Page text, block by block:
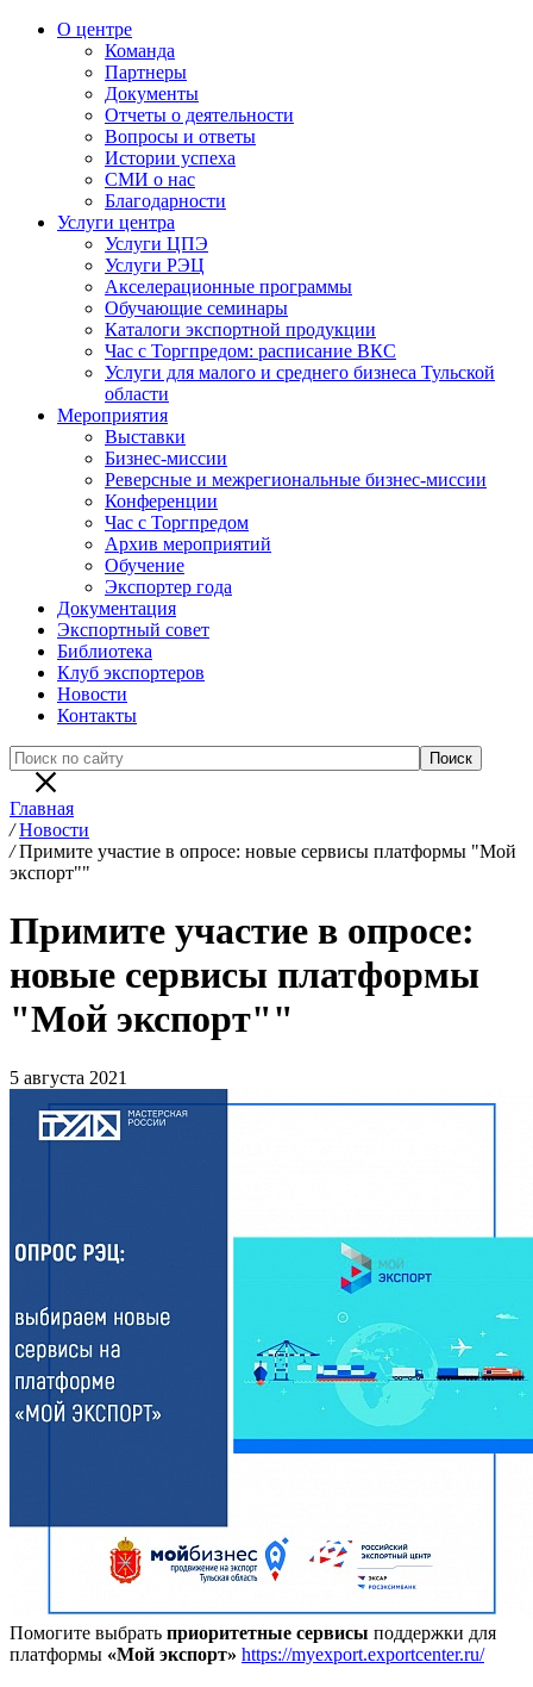
О центре
Команда
Партнеры
Документы
Отчеты о деятельности
Вопросы и ответы
Истории успеха
СМИ о нас
Благодарности
Услуги центра
Услуги ЦПЭ
Услуги РЭЦ
Акселерационные программы
Обучающие семинары
Каталоги экспортной продукции
Час с Торгпредом: расписание ВКС
Услуги для малого и среднего бизнеса Тульской
области
Мероприятия
Выставки
Бизнес-миссии
Реверсные и межрегиональные бизнес-миссии
Конференции
Час с Торгпредом
Архив мероприятий
Обучение
Экспортер года
Документация
Экспортный совет
Библиотека
Клуб экспортеров
Новости
Контакты
Главная
/ Новости
/ Примите участие в опросе: новые сервисы платформы "Мой
экспорт""
Примите участие в опросе:
новые сервисы платформы
"Мой экспорт""
5 августа 2021
Помогите выбрать приоритетные сервисы поддержки для
платформы «Мой экспорт» https://myexport.exportcenter.ru/